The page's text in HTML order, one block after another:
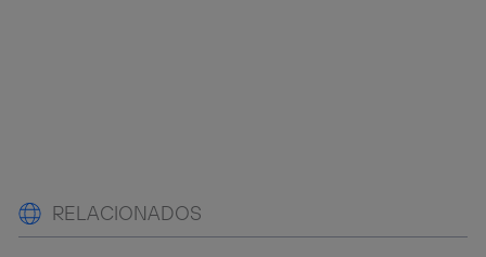
RELACIONADOS